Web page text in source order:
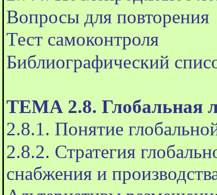
Вопросы для повторения
Тест самоконтроля
Библиографический
ТЕМА 2.8. Глобальная
2.8.1. Понятие
2.8.2. Стратегия
снабжения и